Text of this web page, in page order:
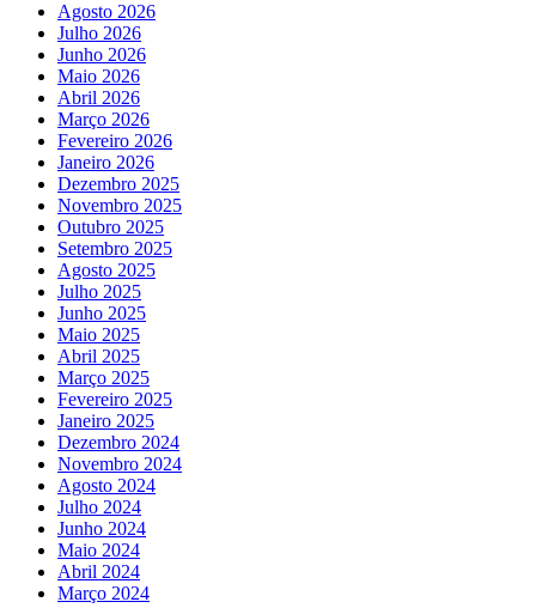
Agosto 2026
Julho 2026
Junho 2026
Maio 2026
Abril 2026
Março 2026
Fevereiro 2026
Janeiro 2026
Dezembro 2025
Novembro 2025
Outubro 2025
Setembro 2025
Agosto 2025
Julho 2025
Junho 2025
Maio 2025
Abril 2025
Março 2025
Fevereiro 2025
Janeiro 2025
Dezembro 2024
Novembro 2024
Agosto 2024
Julho 2024
Junho 2024
Maio 2024
Abril 2024
Março 2024